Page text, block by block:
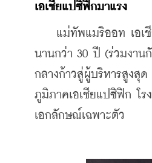
เอเชียแปซิฟิกมาแรง
แม่ทัพแมริออท เอเชีย
นานกว่า 30 ปี (ร่วมงาน
กลางก้าวสู่ผู้บริหารสูงสุ
ภูมิภาคเอเชียแปซิฟิก โร
เอกลักษณ์เฉพาะตัว